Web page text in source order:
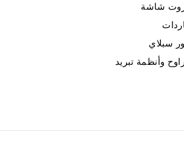
شاشة
سبلاي
وأنظمة تبريد